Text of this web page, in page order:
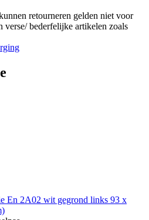
retourneren gelden niet voor
verse/ bederfelijke artikelen zoals
En 2A02 wit gegrond links 93 x